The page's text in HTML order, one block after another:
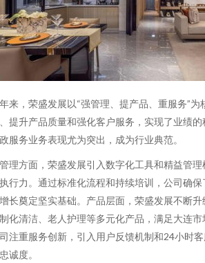
来，荣盛发展以“强管理、提产品、重服务”
提升产品质量和强化客户服务，实现了业绩
服务业务表现尤为突出，成为行业典范。
理方面，荣盛发展引入数字化工具和精益管
行力。通过标准化流程和持续培训，公司确
长奠定坚实基础。产品层面，荣盛发展不断
化清洁、老人护理等多元化产品，满足大连
注重服务创新，引入用户反馈机制和24小时
诚度。